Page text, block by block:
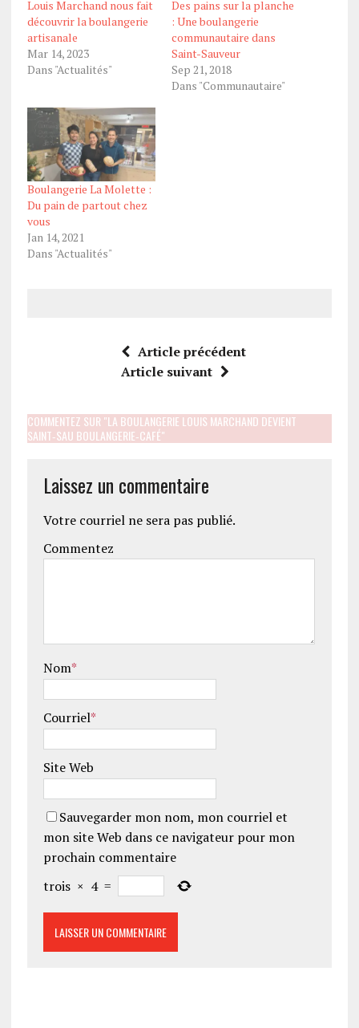
Louis Marchand nous fait
découvrir la boulangerie
artisanale
Mar 14, 2023
Dans "Actualités"
Des pains sur la planche
: Une boulangerie
communautaire dans
Saint-Sauveur
Sep 21, 2018
Dans "Communautaire"
Boulangerie La Molette :
Du pain de partout chez
vous
Jan 14, 2021
Dans "Actualités"
Article précédent
Article suivant
COMMENTEZ SUR "LA BOULANGERIE LOUIS MARCHAND DEVIENT
SAINT‑SAU BOULANGERIE‑CAFÉ"
Laissez un commentaire
Votre courriel ne sera pas publié.
Commentez
Nom*
Courriel*
Site Web
Sauvegarder mon nom, mon courriel et
mon site Web dans ce navigateur pour mon
prochain commentaire
trois × 4 =